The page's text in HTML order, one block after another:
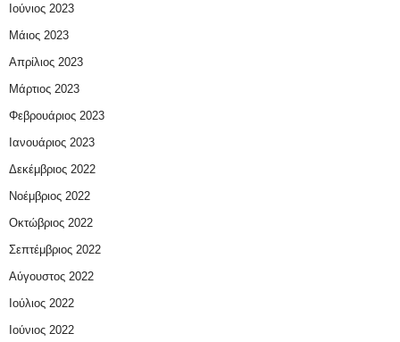
Ιούνιος 2023
Μάιος 2023
Απρίλιος 2023
Μάρτιος 2023
Φεβρουάριος 2023
Ιανουάριος 2023
Δεκέμβριος 2022
Νοέμβριος 2022
Οκτώβριος 2022
Σεπτέμβριος 2022
Αύγουστος 2022
Ιούλιος 2022
Ιούνιος 2022